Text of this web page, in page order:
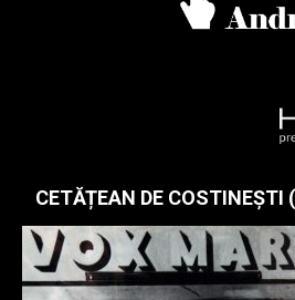
CETĂȚEAN DE